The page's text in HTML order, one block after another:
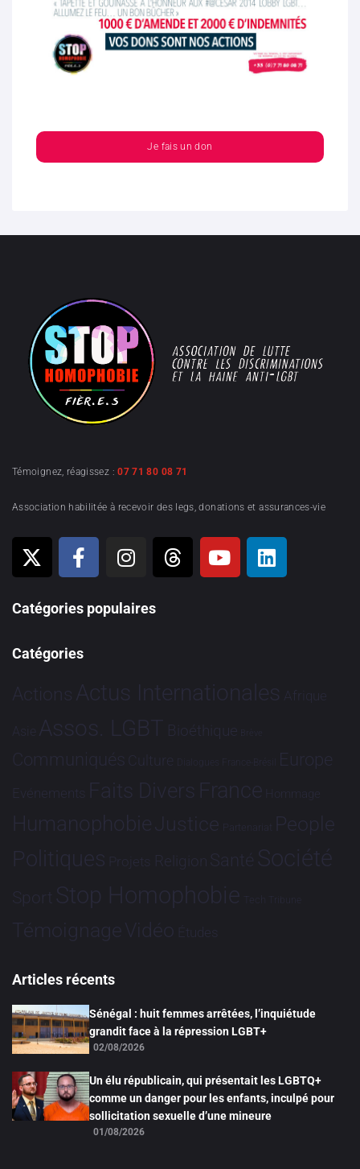
Je fais un don
Témoignez, réagissez :07 71 80 08 71
Association habilitée à recevoir des legs, donations et assurances-vie
Catégories populaires
Catégories
Actions Actus Internationales Afrique
Asie Assos. LGBT Bioéthique Brève
Communiqués Culture Dialogues France-Brésil Europe
Evénements Faits Divers France Hommage
HumanophobieJustice Partenariat People
Politiques Projets Religion Santé Société
Sport Stop Homophobie Tech Tribune
TémoignageVidéo Études
Articles récents
Sénégal : huit femmes arrêtées, l’inquiétude
grandit face à la répression LGBT+
02/08/2026
Un élu républicain, qui présentait les LGBTQ+
comme un danger pour les enfants, inculpé pour
sollicitation sexuelle d’une mineure
01/08/2026